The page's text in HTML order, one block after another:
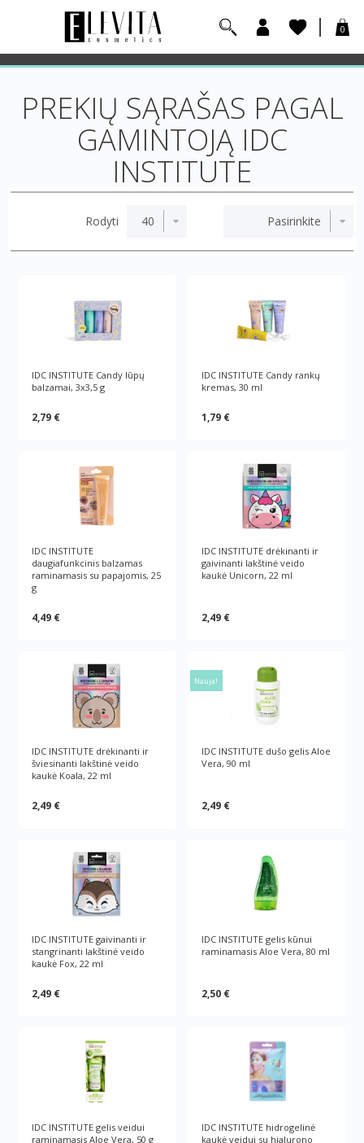
0
PREKIŲ SĄRAŠAS PAGAL
GAMINTOJĄ IDC
INSTITUTE
Rodyti
IDC INSTITUTE Candy lūpų
balzamai, 3x3,5 g
2,79 €
IDC INSTITUTE Candy rankų
kremas, 30 ml
1,79 €
IDC INSTITUTE
daugiafunkcinis balzamas
raminamasis su papajomis, 25
g
4,49 €
IDC INSTITUTE drėkinanti ir
gaivinanti lakštinė veido
kaukė Unicorn, 22 ml
2,49 €
IDC INSTITUTE drėkinanti ir
šviesinanti lakštinė veido
kaukė Koala, 22 ml
2,49 €
Nauja!
IDC INSTITUTE dušo gelis Aloe
Vera, 90 ml
2,49 €
IDC INSTITUTE gaivinanti ir
stangrinanti lakštinė veido
kaukė Fox, 22 ml
2,49 €
IDC INSTITUTE gelis kūnui
raminamasis Aloe Vera, 80 ml
2,50 €
IDC INSTITUTE gelis veidui
raminamasis Aloe Vera, 50 g
IDC INSTITUTE hidrogelinė
kaukė veidui su hialurono